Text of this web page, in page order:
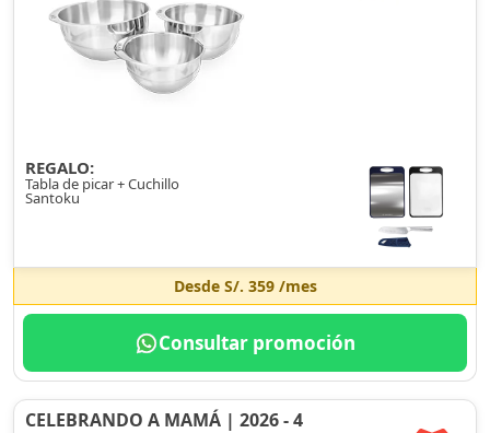
REGALO:
Tabla de picar + Cuchillo
Santoku
Desde S/. 359/mes
Consultar promoción
CELEBRANDO A MAMÁ | 2026 - 4